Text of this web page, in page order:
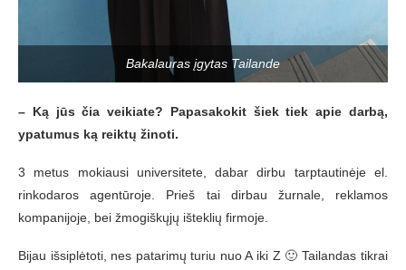
Bakalauras įgytas Tailande
– Ką jūs čia veikiate? Papasakokit šiek tiek apie darbą,
ypatumus ką reiktų žinoti.
3 metus mokiausi universitete, dabar dirbu tarptautinėje el.
rinkodaros agentūroje. Prieš tai dirbau žurnale, reklamos
kompanijoje, bei žmogiškųjų išteklių firmoje.
Bijau išsiplėtoti, nes patarimų turiu nuo A iki Z 🙂 Tailandas tikrai